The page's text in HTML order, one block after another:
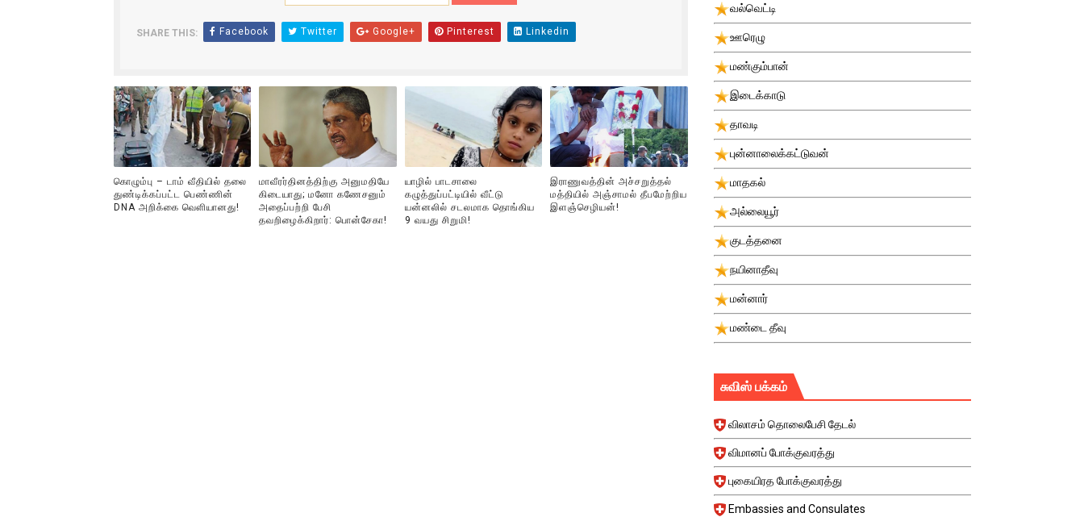
SHARE THIS: Facebook Twitter Google+ Pinterest Linkedin
கொழும்பு – டாம் வீதியில் தலை
துண்டிக்கப்பட்ட பெண்ணின்
DNA அறிக்கை வௌியானது!
மாவீரர்தினத்திற்கு அனுமதியே
கிடையாது; மனோ கணேசனும்
அதைப்பற்றி பேசி
தவறிழைக்கிறார்: பொன்சேகா!
யாழில் பாடசாலை
கழுத்துப்பட்டியில் வீட்டு
யன்னலில் சடலமாக தொங்கிய
9 வயது சிறுமி!
இராணுவத்தின் அச்சறுத்தல்
மத்தியில் அஞ்சாமல் தீபமேற்றிய
இளஞ்செழியன்!
வல்வெட்டி
ஊரெழு
மண்கும்பான்
இடைக்காடு
தாவடி
புன்னாலைக்கட்டுவன்
மாதகல்
அல்லையூர்
குடத்தனை
நயினாதீவு
மன்னார்
மண்டை தீவு
சுவிஸ் பக்கம்
விலாசம் தொலைபேசி தேடல்
விமானப் போக்குவரத்து
புகையிரத போக்குவரத்து
Embassies and Consulates